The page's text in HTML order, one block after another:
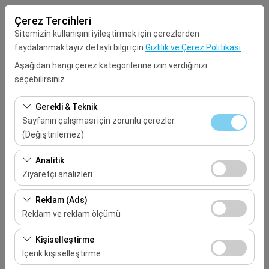
Çerez Tercihleri
Sitemizin kullanışını iyileştirmek için çerezlerden
faydalanmaktayız detaylı bilgi için Gizlilik ve Çerez Politikası
Aşağıdan hangi çerez kategorilerine izin verdiğinizi
seçebilirsiniz.
Gerekli & Teknik
Sayfanın çalışması için zorunlu çerezler.
(Değiştirilemez)
Bu çerezler sitenin doğru şekilde çalışması, güvenlik,
oturum yönetimi ve temel işlevler için gereklidir. Devre
dışı bırakılamaz.
Analitik
Ziyaretçi analizleri
Bu çerezler, sitemizin nasıl kullanıldığını (ziyaretçi sayısı,
en çok ziyaret edilen sayfalar, kullanıcı davranışları)
analiz etmemizi sağlar. Bu veriler, web sitesi
performansını ölçmek ve kullanıcı deneyimini sürekli
iyileştirmek için kullanılır.
Reklam (Ads)
Reklam ve reklam ölçümü
Bu çerezler, size ilgi alanlarınıza uygun kişiselleştirilmiş
reklamlar göstermemize ve reklam kampanyalarımızın
etkinliğini (gösterim sayısı, tıklama oranı) ölçmemize
Kişiselleştirme
İçerik kişiselleştirme
Seçiniz
Alış Tarih & Saat
Bırakış Tarih & Saat